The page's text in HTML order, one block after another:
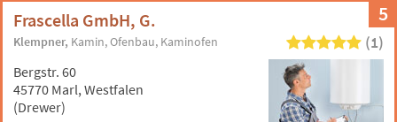
5
Frascella GmbH, G.
Klempner Kamin Ofenbau Kaminofen (1)
Bergstr. 60
45770 Marl, Westfalen
(Drewer)